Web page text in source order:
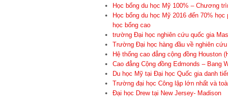
Học bổng du học Mỹ 100% – Chương
Học bổng du học Mỹ 2016 đến 70%
học bổng cao
trường Đại học nghiên cứu quốc gia
Trường Đại học hàng đầu về nghiên
Hệ thống cao đẳng cộng đồng Houston
Cao đẳng Cộng đồng Edmonds – Bang
Du học Mỹ tại Đại học Quốc gia danh
Trường đại học Công lập lớn nhất và
Đại học Drew tại New Jersey- Madison